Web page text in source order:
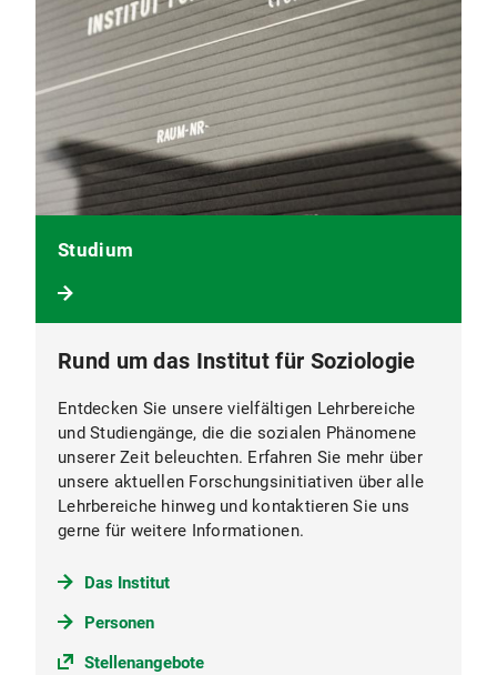
Rund um das Institut für Soziologie
Entdecken Sie unsere vielfältigen Lehrbereiche
und Studiengänge, die die sozialen Phänomene
unserer Zeit beleuchten. Erfahren Sie mehr über
unsere aktuellen Forschungsinitiativen über alle
Lehrbereiche hinweg und kontaktieren Sie uns
gerne für weitere Informationen.
Das Institut
Personen
Stellenangebote
Studium